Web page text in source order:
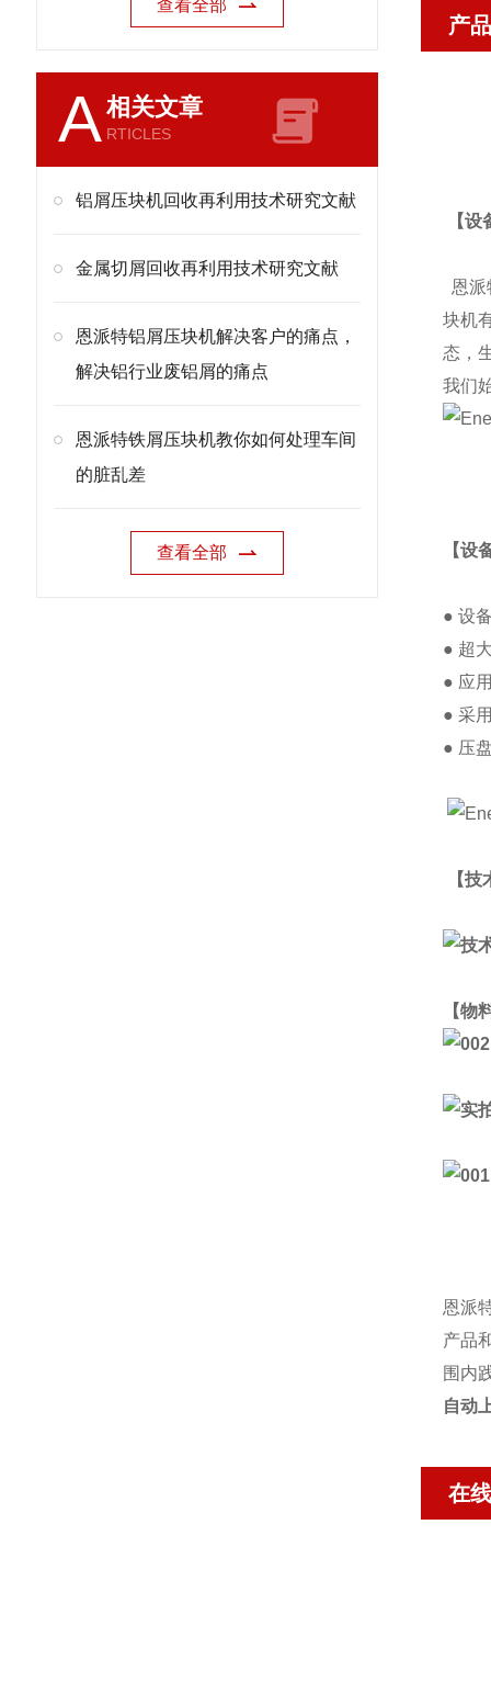
查看全部
A相关文章
RTICLES
铝屑压块机回收再利用技术研究文献
金属切屑回收再利用技术研究文献
恩派特铝屑压块机解决客户的痛点，
解决铝行业废铝屑的痛点
恩派特铁屑压块机教你如何处理车间
的脏乱差
查看全部
产
【设
恩派
块机
态，
我们
【设
● 设
● 超
● 应
● 采
● 压
【技
【物
恩派
产品
围内
自动
在